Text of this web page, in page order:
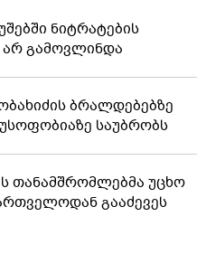
ნიტრატების
გამოვლინდა
ბრალდებებზე
საუბრობს
თანამშრომლებმა უცხო
გააძევეს